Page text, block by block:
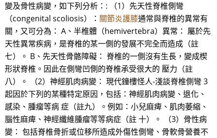
變及骨性病變，如下列分析：: （1）先天性脊椎側彎
（congenital scoliosis）： 關節炎護膝通常與脊椎的異常有
關，又可分為： A、半椎體（hemivertebra）異常： 屬於先
天性異常疾病，是脊椎的某一側的發展不完全而造成（註
七）。 B、先天性骨骼障礙： 脊椎的一側沒有生長，變成楔
形狀脊椎。因此在側彎凹側的脊椎承受很大的 壓力（註
八）。 （2）神經肌肉病變： 現代鐘樓怪人-淺談脊椎側彎 3
起因於下列的某種特定原因，包括：神經肌肉病變、退化、
感染、腫瘤等病 症（註九）。例如：小兒麻痺、肌肉萎縮、
腦性麻痺、神經纖維腫瘤等等病症（註 十）。 （3）骨性病
變： 包括脊椎骨折或位移所造成外傷性側彎、骨軟骨營養不